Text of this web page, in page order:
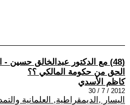
(48) مع الدكتور عبدالخالق حسين
الحق من حكومة المالكي ؟؟
كاظم الأسدي
2012 / 7 / 30
اليسار ,الديمقراطية, العلمانية